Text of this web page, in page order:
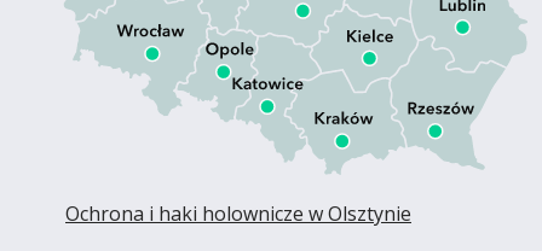
Ochrona i haki holownicze w Olsztynie